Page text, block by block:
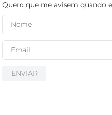
Quero que me avisem quando
ENVIAR
papel higiênico
cerveja